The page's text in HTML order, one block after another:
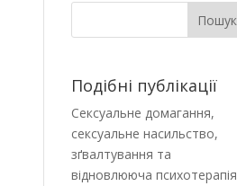
Пошук
Подібні публікації
Сексуальне домагання,
сексуальне насильство,
зґвалтування та
відновлююча психотерапія